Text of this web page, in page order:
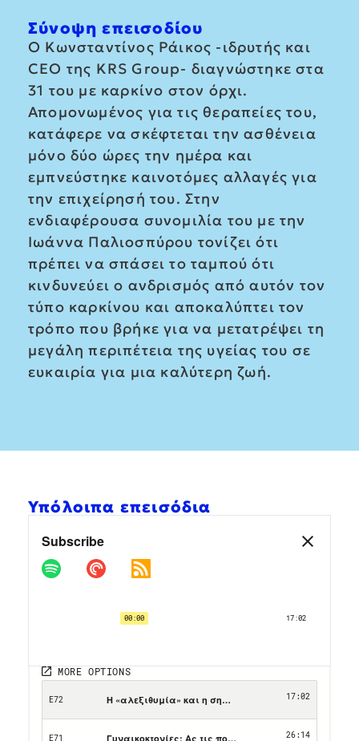
Σύνοψη επεισοδίου
Ο Κωνσταντίνος Ράικος -ιδρυτής και
CEO της KRS Group- διαγνώστηκε στα
31 του με καρκίνο στον όρχι.
Απομονωμένος για τις θεραπείες του,
κατάφερε να σκέφτεται την ασθένεια
μόνο δύο ώρες την ημέρα και
εμπνεύστηκε καινοτόμες αλλαγές για
την επιχείρησή του. Στην
ενδιαφέρουσα συνομιλία του με την
Ιωάννα Παλιοσπύρου τονίζει ότι
πρέπει να σπάσει το ταμπού ότι
κινδυνεύει ο ανδρισμός από αυτόν τον
τύπο καρκίνου και αποκαλύπτει τον
τρόπο που βρήκε για να μετατρέψει τη
μεγάλη περιπέτεια της υγείας του σε
ευκαιρία για μια καλύτερη ζωή.
Υπόλοιπα επεισόδια